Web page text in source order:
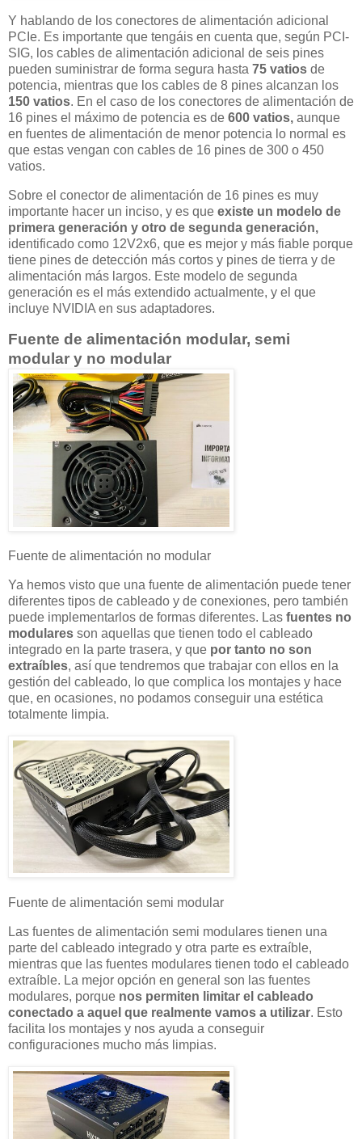
Y hablando de los conectores de alimentación adicional
PCIe. Es importante que tengáis en cuenta que, según PCI-
SIG, los cables de alimentación adicional de seis pines
pueden suministrar de forma segura hasta 75 vatios de
potencia, mientras que los cables de 8 pines alcanzan los
150 vatios. En el caso de los conectores de alimentación de
16 pines el máximo de potencia es de 600 vatios, aunque
en fuentes de alimentación de menor potencia lo normal es
que estas vengan con cables de 16 pines de 300 o 450
vatios.
Sobre el conector de alimentación de 16 pines es muy
importante hacer un inciso, y es que existe un modelo de
primera generación y otro de segunda generación,
identificado como 12V2x6, que es mejor y más fiable porque
tiene pines de detección más cortos y pines de tierra y de
alimentación más largos. Este modelo de segunda
generación es el más extendido actualmente, y el que
incluye NVIDIA en sus adaptadores.
Fuente de alimentación modular, semi
modular y no modular
Fuente de alimentación no modular
Ya hemos visto que una fuente de alimentación puede tener
diferentes tipos de cableado y de conexiones, pero también
puede implementarlos de formas diferentes. Las fuentes no
modulares son aquellas que tienen todo el cableado
integrado en la parte trasera, y que por tanto no son
extraíbles, así que tendremos que trabajar con ellos en la
gestión del cableado, lo que complica los montajes y hace
que, en ocasiones, no podamos conseguir una estética
totalmente limpia.
Fuente de alimentación semi modular
Las fuentes de alimentación semi modulares tienen una
parte del cableado integrado y otra parte es extraíble,
mientras que las fuentes modulares tienen todo el cableado
extraíble. La mejor opción en general son las fuentes
modulares, porque nos permiten limitar el cableado
conectado a aquel que realmente vamos a utilizar. Esto
facilita los montajes y nos ayuda a conseguir
configuraciones mucho más limpias.